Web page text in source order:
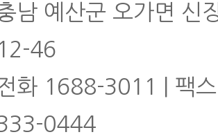
남 예산군 오가면 신
12-46
화 1688-3011 | 팩
0444